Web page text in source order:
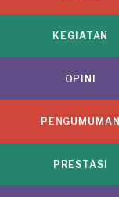
KEGIATAN
OPINI
PENGUMUMAN
PRESTASI